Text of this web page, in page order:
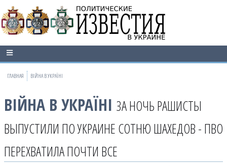
ГЛАВНАЯ ВІЙНА В УКРАЇНІ
ВІЙНА В УКРАЇНІ ЗА НОЧЬ РАШИСТЫ
ВЫПУСТИЛИ ПО УКРАИНЕ СОТНЮ ШАХЕДОВ - ПВО
ПЕРЕХВАТИЛА ПОЧТИ ВСЕ